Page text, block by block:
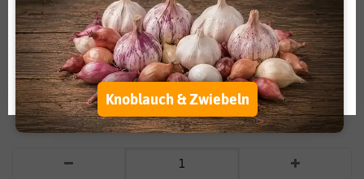
Steingartenmischung
3,29 €
*
* inkl. 7% MwSt. zzgl.Versandkosten
Alle akzeptieren
Alle ablehnen
Auswahl akzeptieren
Knoblauch & Zwiebeln